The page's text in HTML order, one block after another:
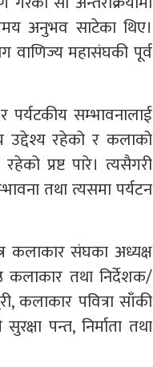
अनुभव साटेका थिए।
वाणिज्य महासंघकी पूर्व
सम्भावनालाई
उद्देश्य रहेको र कलाको
प्रष्ट पारे। त्यसैगरी
तथा त्यसमा पर्यटन
कलाकार संघका अध्यक्ष
कलाकार तथा निर्देशक/
कलाकार पवित्रा साँकी
पन्त, निर्माता तथा